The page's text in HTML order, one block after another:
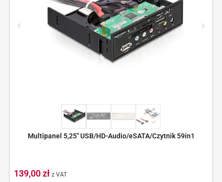
Multipanel 5,25" USB/HD-Audio/eSATA/Czytnik 59in1
139,00 zł z VAT